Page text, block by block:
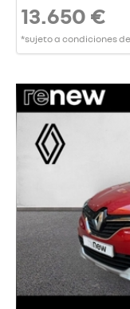
13.650 €
*sujeto a condiciones